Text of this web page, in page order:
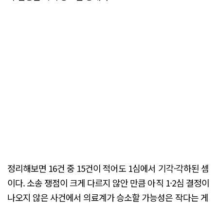
정리해보면 16건 중 15건이 적어도 1심에서 기각·각하된 셈
이다. 소송 쟁점이 크게 다르지 않안 만큼 아직 1·2심 결정이
나오지 않은 사건에서 의료계가 승소할 가능성은 작다는 게